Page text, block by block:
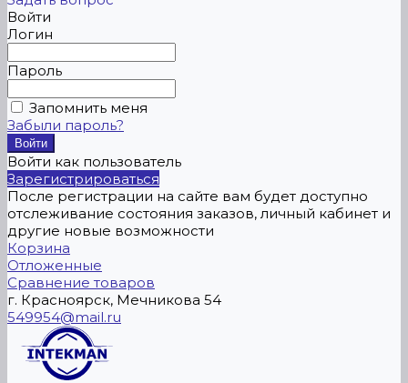
Войти
Логин
Пароль
Запомнить меня
Забыли пароль?
Войти как пользователь
Зарегистрироваться
После регистрации на сайте вам будет доступно
отслеживание состояния заказов, личный кабинет и
другие новые возможности
Корзина
Отложенные
Сравнение товаров
г. Красноярск, Мечникова 54
549954@mail.ru